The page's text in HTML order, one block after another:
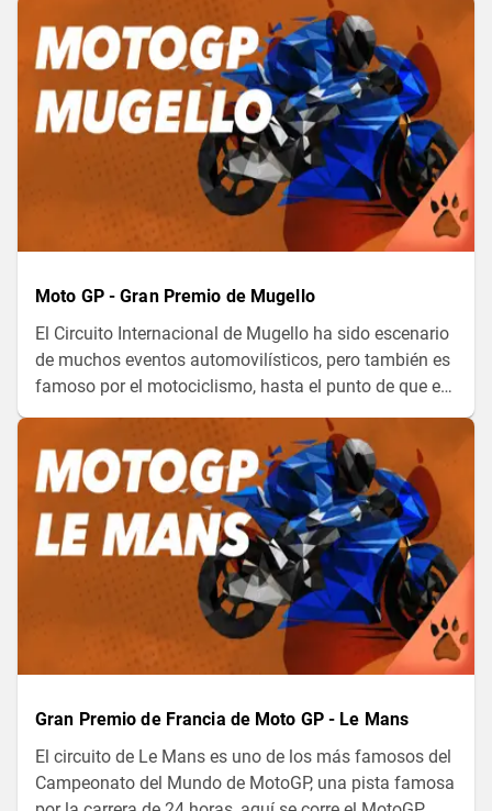
Bagnaia, ¿será capaz de repetir la hazaña?
Moto GP - Gran Premio de Mugello
El Circuito Internacional de Mugello ha sido escenario
de muchos eventos automovilísticos, pero también es
famoso por el motociclismo, hasta el punto de que es
año pasado Bagnaia ganó aquí, ¿será capaz de repetir
el resultado?
Gran Premio de Francia de Moto GP - Le Mans
El circuito de Le Mans es uno de los más famosos del
Campeonato del Mundo de MotoGP, una pista famosa